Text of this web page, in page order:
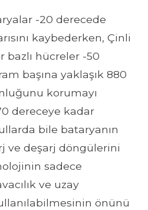
-20 derecede
kaybederken, Çinli
hücreler -50
başına yaklaşık 880
korumayı
dereceye kadar
bile bataryanın
ve deşarj döngülerini
sadece
ve uzay
önünü